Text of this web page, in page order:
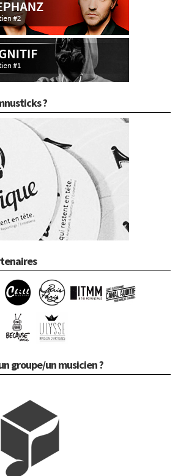
?
groupe/un musicien ?